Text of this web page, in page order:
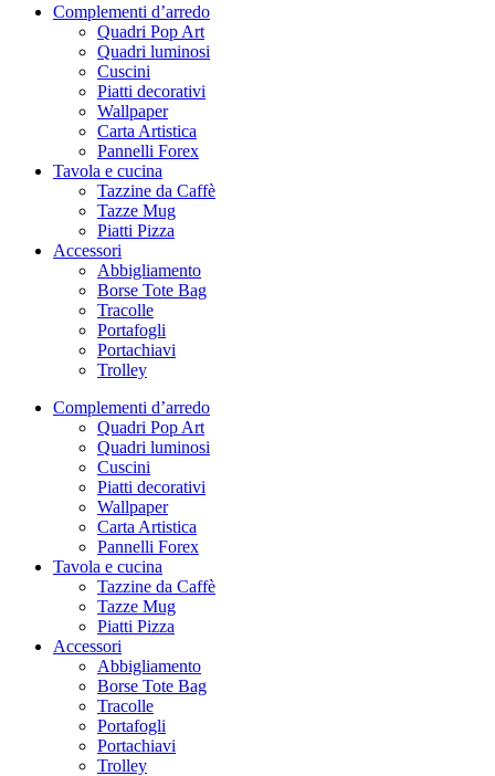
Complementi d’arredo
Quadri Pop Art
Quadri luminosi
Cuscini
Piatti decorativi
Wallpaper
Carta Artistica
Pannelli Forex
Tavola e cucina
Tazzine da Caffè
Tazze Mug
Piatti Pizza
Accessori
Abbigliamento
Borse Tote Bag
Tracolle
Portafogli
Portachiavi
Trolley
Complementi d’arredo
Quadri Pop Art
Quadri luminosi
Cuscini
Piatti decorativi
Wallpaper
Carta Artistica
Pannelli Forex
Tavola e cucina
Tazzine da Caffè
Tazze Mug
Piatti Pizza
Accessori
Abbigliamento
Borse Tote Bag
Tracolle
Portafogli
Portachiavi
Trolley